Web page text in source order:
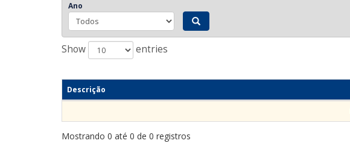
Ano
Show
entries
Descrição
Mostrando 0 até 0 de 0 registros